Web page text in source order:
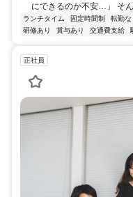
にできるのか不安…」 そ
ランチタイム 固定時間制 転勤な
研修あり
賞与あり 交通費支給
正社員